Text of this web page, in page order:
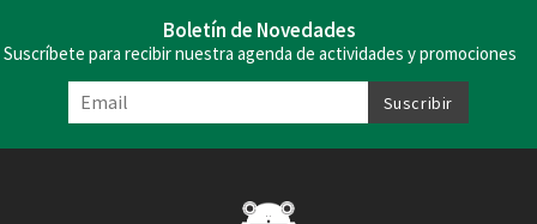
Boletín de Novedades
Suscríbete para recibir nuestra agenda de actividades y promociones